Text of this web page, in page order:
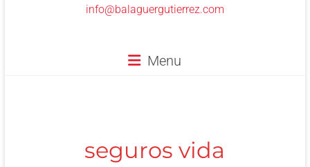
info@balaguergutierrez.com
Menu
seguros vida